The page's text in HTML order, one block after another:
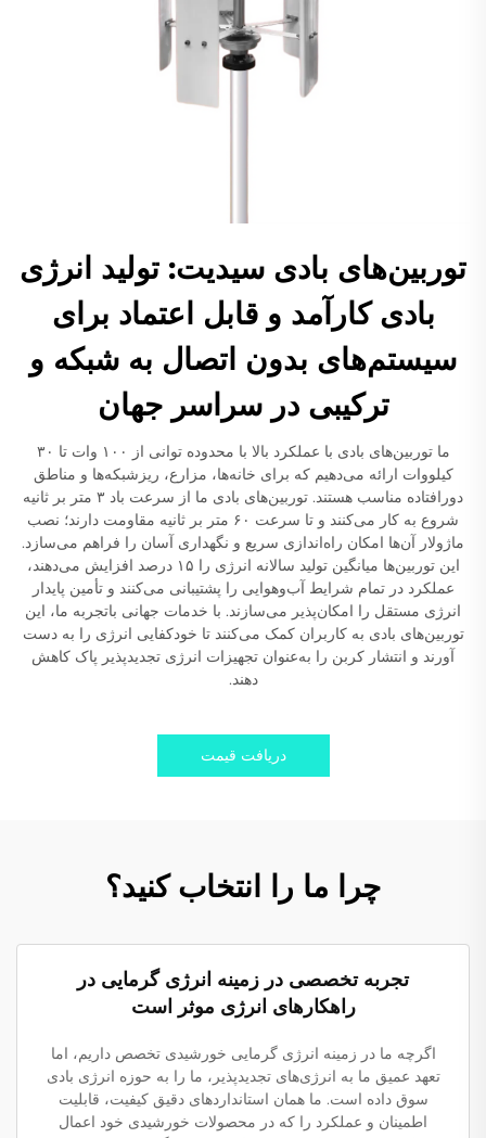
توربین‌های بادی سیدیت: تولید انرژی
بادی کارآمد و قابل اعتماد برای
سیستم‌های بدون اتصال به شبکه و
ترکیبی در سراسر جهان
ما توربین‌های بادی با عملکرد بالا با محدوده توانی از ۱۰۰ وات تا ۳۰
کیلووات ارائه می‌دهیم که برای خانه‌ها، مزارع، ریزشبکه‌ها و مناطق
دورافتاده مناسب هستند. توربین‌های بادی ما از سرعت باد ۳ متر بر ثانیه
شروع به کار می‌کنند و تا سرعت ۶۰ متر بر ثانیه مقاومت دارند؛ نصب
ماژولار آن‌ها امکان راه‌اندازی سریع و نگهداری آسان را فراهم می‌سازد.
این توربین‌ها میانگین تولید سالانه انرژی را ۱۵ درصد افزایش می‌دهند،
عملکرد در تمام شرایط آب‌وهوایی را پشتیبانی می‌کنند و تأمین پایدار
انرژی مستقل را امکان‌پذیر می‌سازند. با خدمات جهانی باتجربه ما، این
توربین‌های بادی به کاربران کمک می‌کنند تا خودکفایی انرژی را به دست
آورند و انتشار کربن را به‌عنوان تجهیزات انرژی تجدیدپذیر پاک کاهش
دهند.
دریافت قیمت
چرا ما را انتخاب کنید؟
تجربه تخصصی در زمینه انرژی گرمایی در
راهکارهای انرژی موثر است
اگرچه ما در زمینه انرژی گرمایی خورشیدی تخصص داریم، اما
تعهد عمیق ما به انرژی‌های تجدیدپذیر، ما را به حوزه انرژی بادی
سوق داده است. ما همان استانداردهای دقیق کیفیت، قابلیت
اطمینان و عملکرد را که در محصولات خورشیدی خود اعمال